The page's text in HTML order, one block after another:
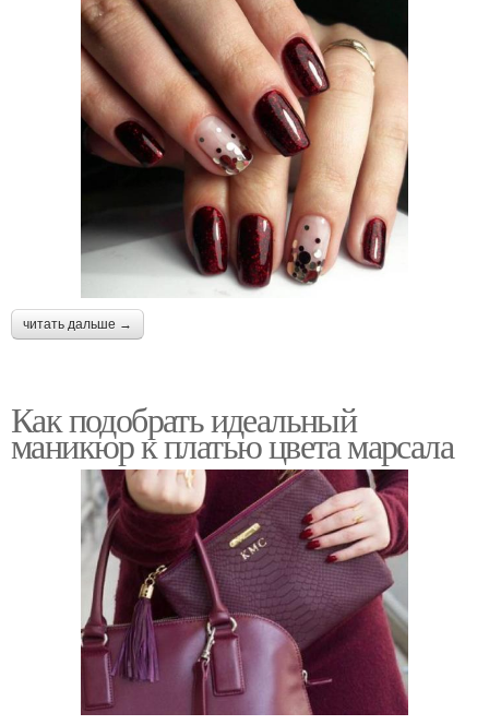
читать дальше →
Как подобрать идеальный
маникюр к платью цвета марсала